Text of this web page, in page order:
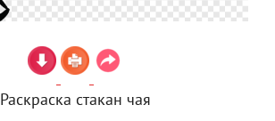
Раскраска стакан чая